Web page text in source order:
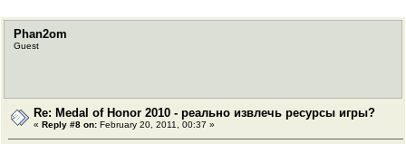
Phan2om
Guest
Re: Medal of Honor 2010 - реально извлечь ресурсы игры?
« Reply #8 on: February 20, 2011, 00:37 »